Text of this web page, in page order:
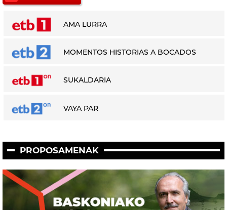
AMA LURRA
MOMENTOS HISTORIAS A BOCADOS
SUKALDARIA
VAYA PAR
PROPOSAMENAK